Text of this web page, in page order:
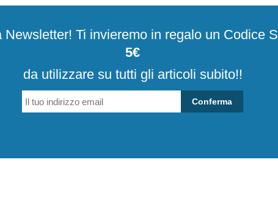
Newsletter! Ti invieremo in regalo un Codice
5€
da utilizzare su tutti gli articoli subito!!
Conferma